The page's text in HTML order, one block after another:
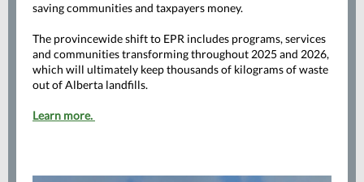
saving communities and taxpayers money.
The provincewide shift to EPR includes programs, services
and communities transforming throughout 2025 and 2026,
which will ultimately keep thousands of kilograms of waste
out of Alberta landfills.
Learn more.